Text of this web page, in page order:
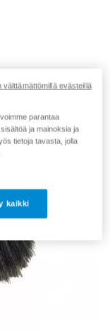
parantaa
ja mainoksia ja
tietoja tavasta, jolla
kaikki
välttämättömillä evästeillä